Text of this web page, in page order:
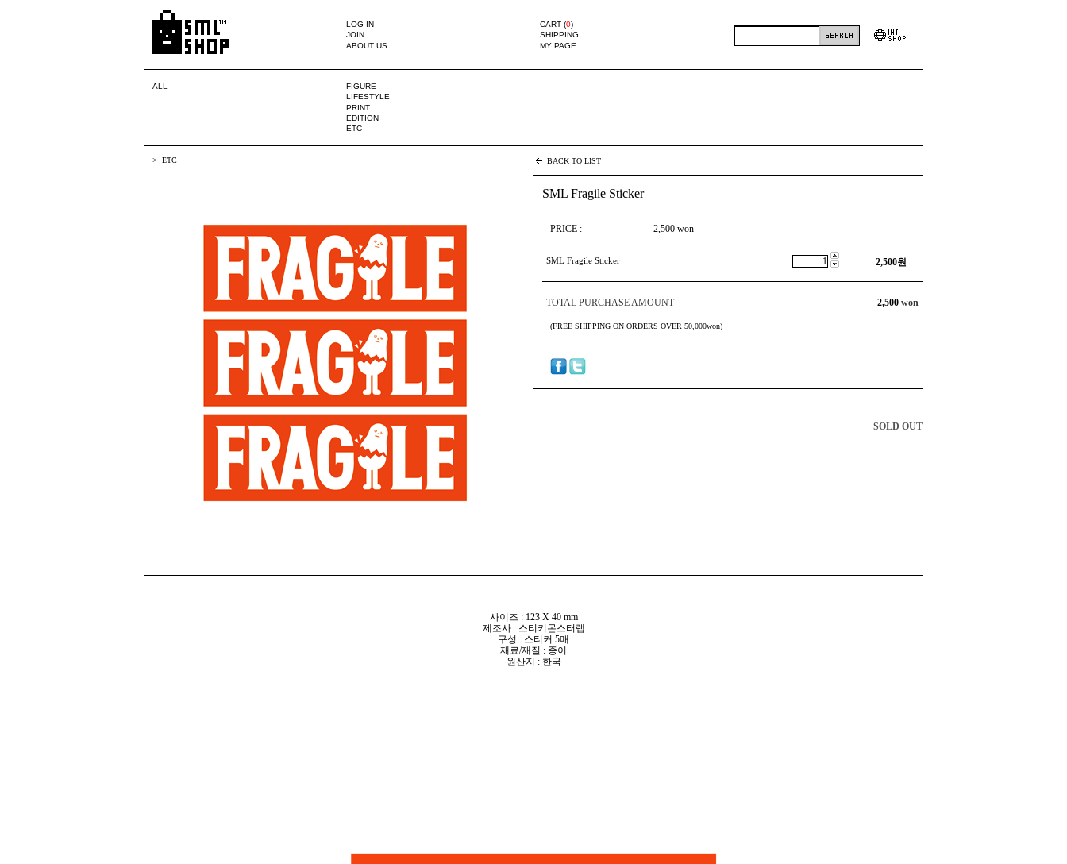
LOG IN
JOIN
ABOUT US
CART (0)
SHIPPING
MY PAGE
ALL
FIGURE
LIFESTYLE
PRINT
EDITION
ETC
ETC BACK TO LIST
SML Fragile Sticker
PRICE : 2,500 won
SML Fragile Sticker 2,500원
TOTAL PURCHASE AMOUNT 2,500 won
(FREE SHIPPING ON ORDERS OVER 50,000won)
SOLD OUT
사이즈 : 123 X 40 mm
제조사 : 스티키몬스터랩
구성 : 스티커 5매
재료/재질 : 종이
원산지 : 한국